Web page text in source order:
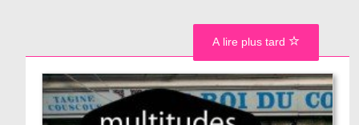
A lire plus tard